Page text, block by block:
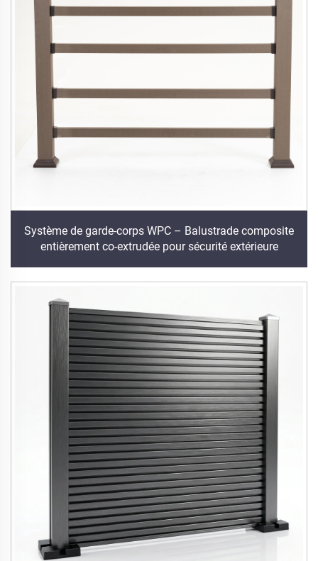
Système de garde-corps WPC – Balustrade composite
entièrement co-extrudée pour sécurité extérieure